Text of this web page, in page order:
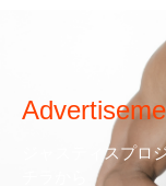
ジャスティスプロ